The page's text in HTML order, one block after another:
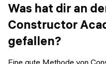
Was hat dir an
Constructor
gefallen?
Eine gute Methode von